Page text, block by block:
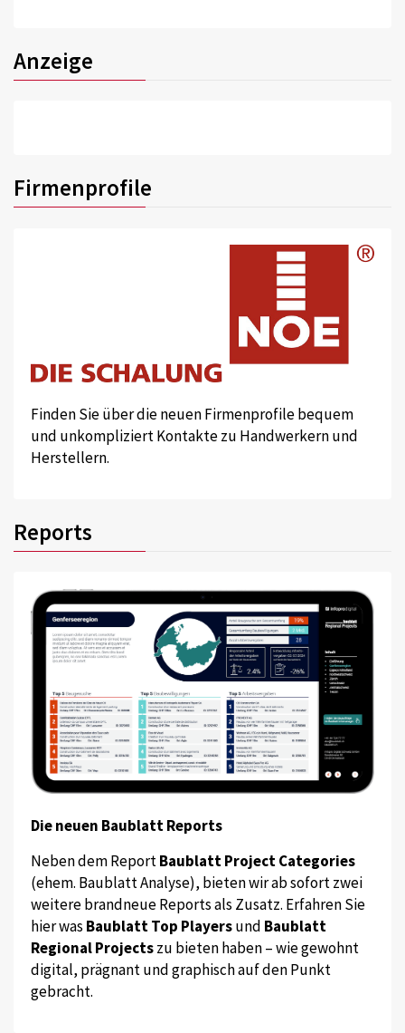
Anzeige
Firmenprofile
Finden Sie über die neuen Firmenprofile bequem
und unkompliziert Kontakte zu Handwerkern und
Herstellern.
Reports
Die neuen Baublatt Reports
Neben dem ReportBaublatt Project Categories
(ehem. Baublatt Analyse), bieten wir ab sofort zwei
weitere brandneue Reports als Zusatz. Erfahren Sie
hier was Baublatt Top Playersund Baublatt
Regional Projectszu bieten haben – wie gewohnt
digital, prägnant und graphisch auf den Punkt
gebracht.